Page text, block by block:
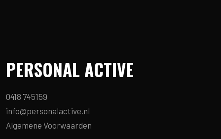
PERSONAL ACTIVE
0418 745159
info@personalactive.nl
Algemene Voorwaarden